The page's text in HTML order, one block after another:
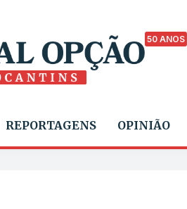
50 ANOS
REPORTAGENS OPINIÃO